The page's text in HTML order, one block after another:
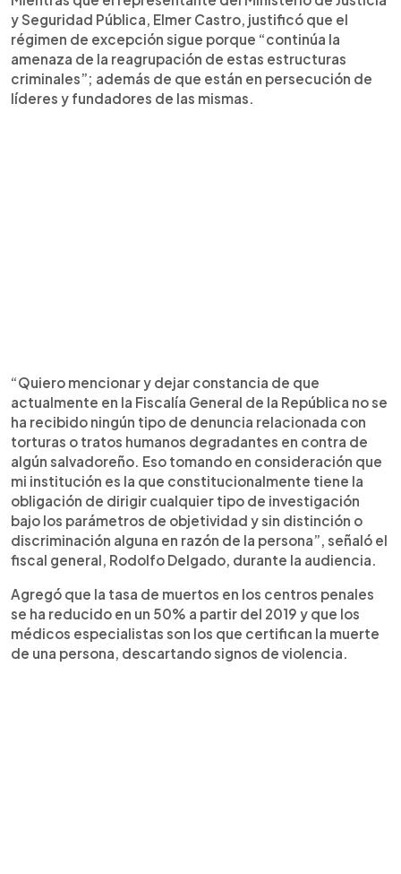
y Seguridad Pública, Elmer Castro, justificó que el
régimen de excepción sigue porque “continúa la
amenaza de la reagrupación de estas estructuras
criminales”; además de que están en persecución de
líderes y fundadores de las mismas.
“Quiero mencionar y dejar constancia de que
actualmente en la Fiscalía General de la República no se
ha recibido ningún tipo de denuncia relacionada con
torturas o tratos humanos degradantes en contra de
algún salvadoreño. Eso tomando en consideración que
mi institución es la que constitucionalmente tiene la
obligación de dirigir cualquier tipo de investigación
bajo los parámetros de objetividad y sin distinción o
discriminación alguna en razón de la persona”, señaló el
fiscal general, Rodolfo Delgado, durante la audiencia.
Agregó que la tasa de muertos en los centros penales
se ha reducido en un 50% a partir del 2019 y que los
médicos especialistas son los que certifican la muerte
de una persona, descartando signos de violencia.